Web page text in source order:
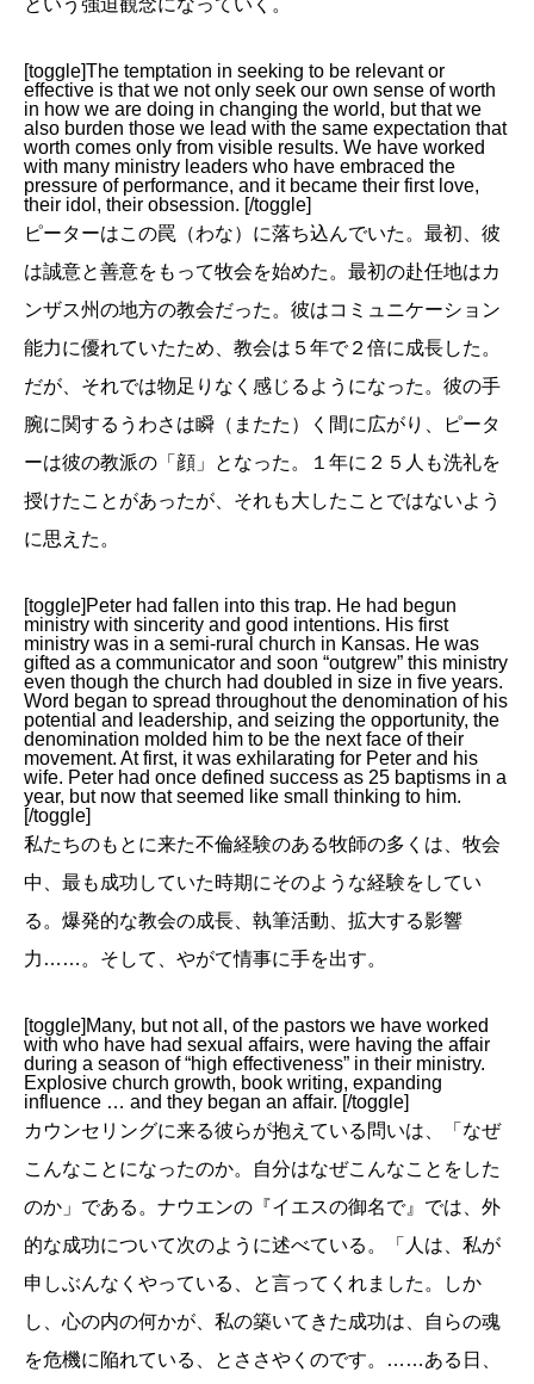
[toggle]The temptation in seeking to be relevant or
effective is that we not only seek our own sense of worth
in how we are doing in changing the world, but that we
also burden those we lead with the same expectation that
worth comes only from visible results. We have worked
with many ministry leaders who have embraced the
pressure of performance, and it became their first love,
their idol, their obsession. [/toggle]
ピーターはこの罠（わな）に落ち込んでいた。最初、彼
は誠意と善意をもって牧会を始めた。最初の赴任地はカ
ンザス州の地方の教会だった。彼はコミュニケーション
能力に優れていたため、教会は５年で２倍に成長した。
だが、それでは物足りなく感じるようになった。彼の手
腕に関するうわさは瞬（またた）く間に広がり、ピータ
ーは彼の教派の「顔」となった。１年に２５人も洗礼を
授けたことがあったが、それも大したことではないよう
に思えた。
[toggle]Peter had fallen into this trap. He had begun
ministry with sincerity and good intentions. His first
ministry was in a semi-rural church in Kansas. He was
gifted as a communicator and soon “outgrew” this ministry
even though the church had doubled in size in five years.
Word began to spread throughout the denomination of his
potential and leadership, and seizing the opportunity, the
denomination molded him to be the next face of their
movement. At first, it was exhilarating for Peter and his
wife. Peter had once defined success as 25 baptisms in a
year, but now that seemed like small thinking to him.
[/toggle]
私たちのもとに来た不倫経験のある牧師の多くは、牧会
中、最も成功していた時期にそのような経験をしてい
る。爆発的な教会の成長、執筆活動、拡大する影響
力……。そして、やがて情事に手を出す。
[toggle]Many, but not all, of the pastors we have worked
with who have had sexual affairs, were having the affair
during a season of “high effectiveness” in their ministry.
Explosive church growth, book writing, expanding
influence … and they began an affair. [/toggle]
カウンセリングに来る彼らが抱えている問いは、「なぜ
こんなことになったのか。自分はなぜこんなことをした
のか」である。ナウエンの『イエスの御名で』では、外
的な成功について次のように述べている。「人は、私が
申しぶんなくやっている、と言ってくれました。しか
し、心の内の何かが、私の築いてきた成功は、自らの魂
を危機に陥れている、とささやくのです。……ある日、